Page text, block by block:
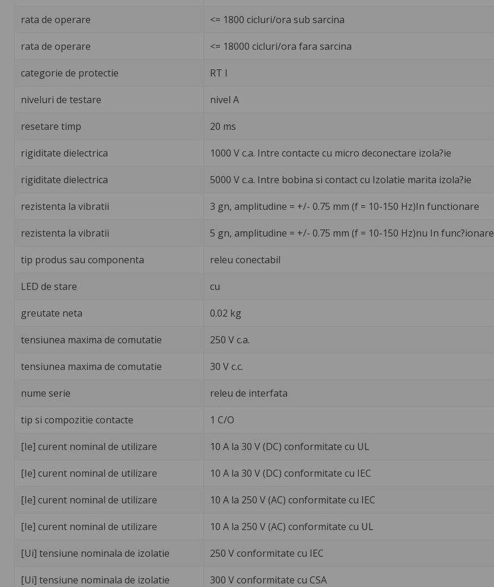
rata de operare <= 1800 cicluri/ora sub sarcina
rata de operare <= 18000 cicluri/ora fara sarcina
categorie de protectie RT I
niveluri de testare nivel A
resetare timp 20 ms
rigiditate dielectrica 1000 V c.a. Intre contacte cu micro deconectare izola?ie
rigiditate dielectrica 5000 V c.a. Intre bobina si contact cu Izolatie marita izola?ie
rezistenta la vibratii 3 gn, amplitudine = +/- 0.75 mm (f = 10-150 Hz)In functionare
rezistenta la vibratii 5 gn, amplitudine = +/- 0.75 mm (f = 10-150 Hz)nu In func?ionare
tip produs sau componenta releu conectabil
LED de stare cu
greutate neta 0.02 kg
tensiunea maxima de comutatie 250 V c.a.
tensiunea maxima de comutatie 30 V c.c.
nume serie releu de interfata
tip si compozitie contacte 1 C/O
[Ie] curent nominal de utilizare 10 A la 30 V (DC) conformitate cu UL
[Ie] curent nominal de utilizare 10 A la 30 V (DC) conformitate cu IEC
[Ie] curent nominal de utilizare 10 A la 250 V (AC) conformitate cu IEC
[Ie] curent nominal de utilizare 10 A la 250 V (AC) conformitate cu UL
[Ui] tensiune nominala de izolatie 250 V conformitate cu IEC
[Ui] tensiune nominala de izolatie 300 V conformitate cu CSA